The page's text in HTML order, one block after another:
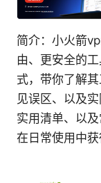
简介：小火箭
由、更安全的
式，带你了解
见误区、以及
实用清单、以
在日常使用中获